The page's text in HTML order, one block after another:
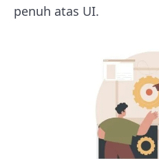
penuh atas UI.